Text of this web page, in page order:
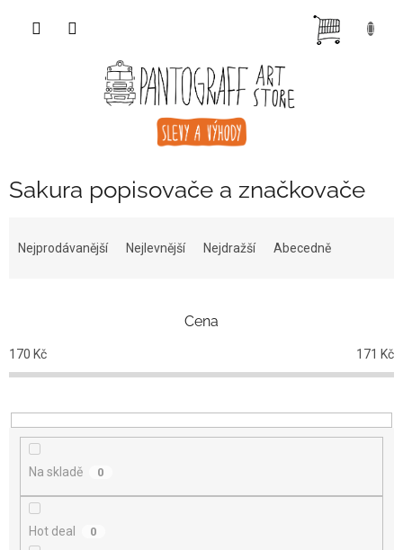
Sakura popisovače a značkovače
p
r
o
u
Nejprodávanější Nejlevnější Nejdražší Abecedně
Cena
170 Kč 171 Kč
Na skladě 0
Hot deal 0